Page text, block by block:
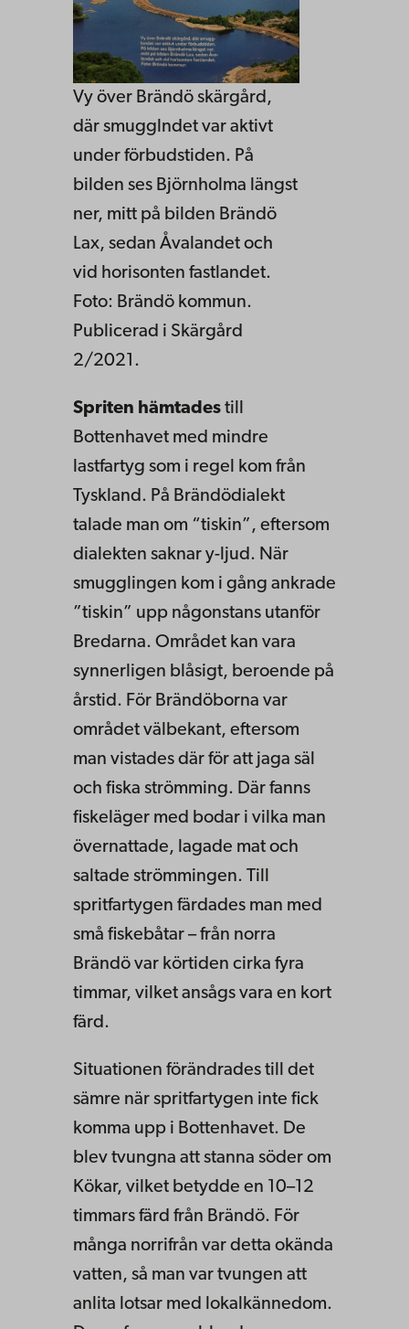
Vy över Brändö skärgård,
där smugglndet var aktivt
under förbudstiden. På
bilden ses Björnholma längst
ner, mitt på bilden Brändö
Lax, sedan Åvalandet och
vid horisonten fastlandet.
Foto: Brändö kommun.
Publicerad i Skärgård
2/2021.
Spriten hämtades till
Bottenhavet med mindre
lastfartyg som i regel kom från
Tyskland. På Brändödialekt
talade man om “tiskin”, eftersom
dialekten saknar y-ljud. När
smugglingen kom i gång ankrade
”tiskin” upp någonstans utanför
Bredarna. Området kan vara
synnerligen blåsigt, beroende på
årstid. För Brändöborna var
området välbekant, eftersom
man vistades där för att jaga säl
och fiska strömming. Där fanns
fiskeläger med bodar i vilka man
övernattade, lagade mat och
saltade strömmingen. Till
spritfartygen färdades man med
små fiskebåtar – från norra
Brändö var körtiden cirka fyra
timmar, vilket ansågs vara en kort
färd.
Situationen förändrades till det
sämre när spritfartygen inte fick
komma upp i Bottenhavet. De
blev tvungna att stanna söder om
Kökar, vilket betydde en 10–12
timmars färd från Brändö. För
många norrifrån var detta okända
vatten, så man var tvungen att
anlita lotsar med lokalkännedom.